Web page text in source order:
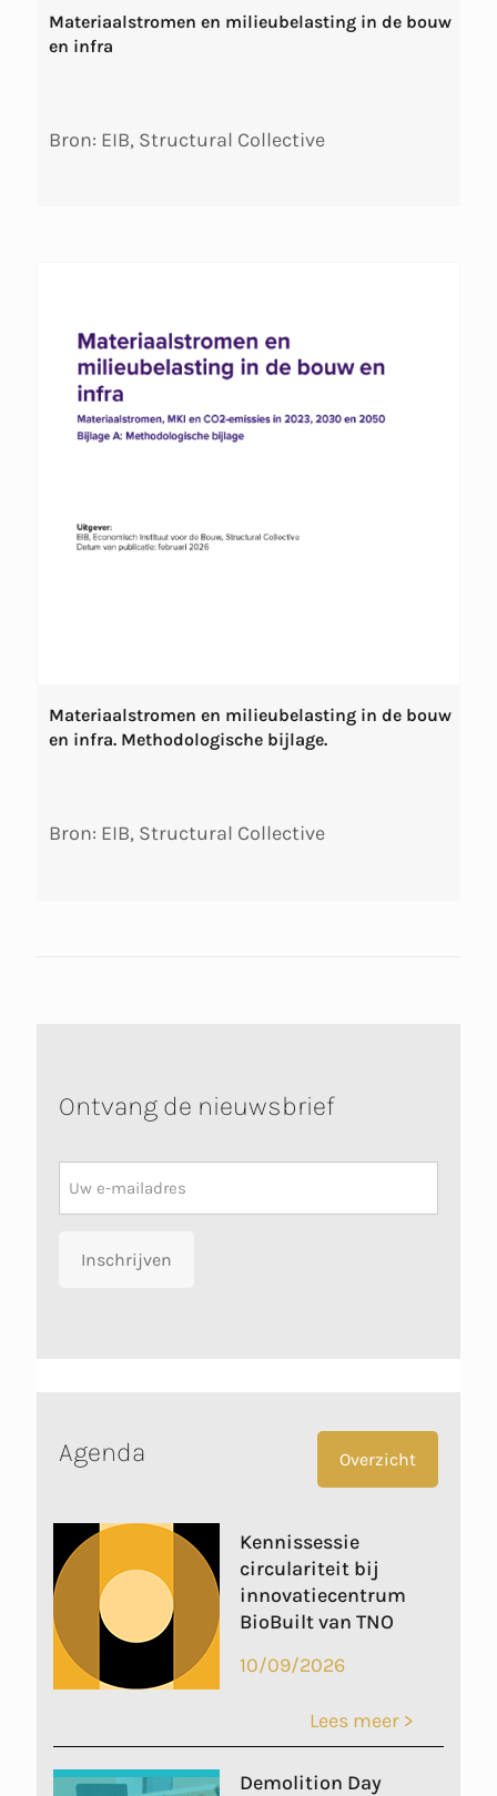
Materiaalstromen en milieubelasting in de bouw
en infra
Bron: EIB, Structural Collective
Materiaalstromen en milieubelasting in de bouw
en infra. Methodologische bijlage.
Bron: EIB, Structural Collective
Ontvang de nieuwsbrief
Inschrijven
Agenda Overzicht
Kennissessie
circulariteit bij
innovatiecentrum
BioBuilt van TNO
10/09/2026
Lees meer >
Demolition Day